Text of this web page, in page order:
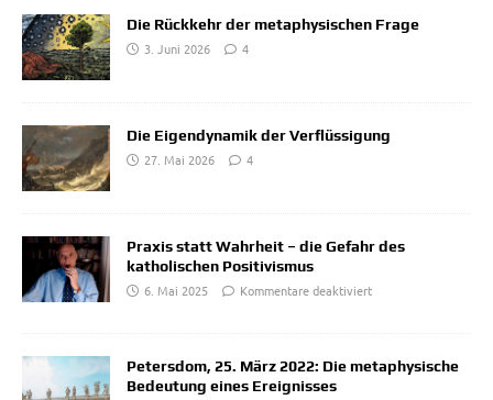
Die Rückkehr der metaphysischen Frage
3. Juni 2026
4
Die Eigendynamik der Verflüssigung
27. Mai 2026
4
Praxis statt Wahrheit – die Gefahr des
katholischen Positivismus
6. Mai 2025
Kommentare deaktiviert
Petersdom, 25. März 2022: Die metaphysische
Bedeutung eines Ereignisses